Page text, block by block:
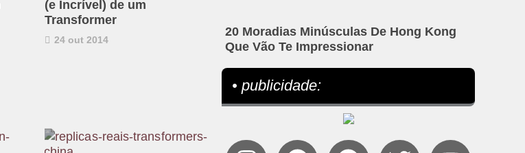
(e Incrível) de um
Transformer
24 out 2014
20 Moradias Minúsculas De Hong Kong
Que Vão Te Impressionar
• publicidade: